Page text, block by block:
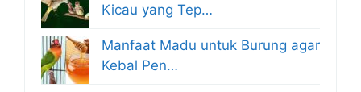
Kicau yang Tep…
Manfaat Madu untuk Burung agar
Kebal Pen…